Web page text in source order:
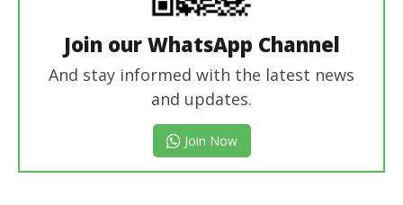
Join our WhatsApp Channel
And stay informed with the latest news
and updates.
Join Now